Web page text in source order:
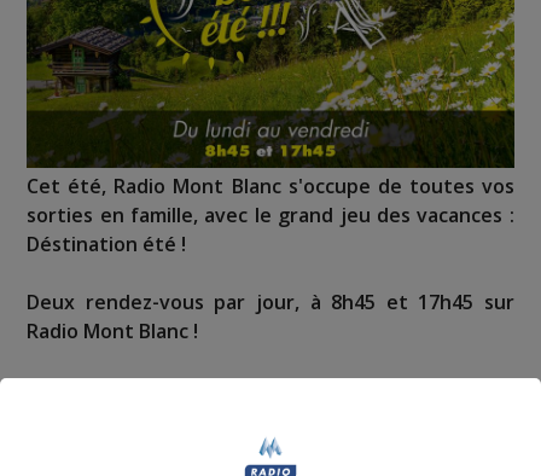
Cet été, Radio Mont Blanc s'occupe de toutes vos
sorties en famille, avec le grand jeu des vacances :
Déstination été !
Deux rendez-vous par jour, à 8h45 et 17h45 sur
Radio Mont Blanc !
Nous vous poserons une question, a vous de faire le